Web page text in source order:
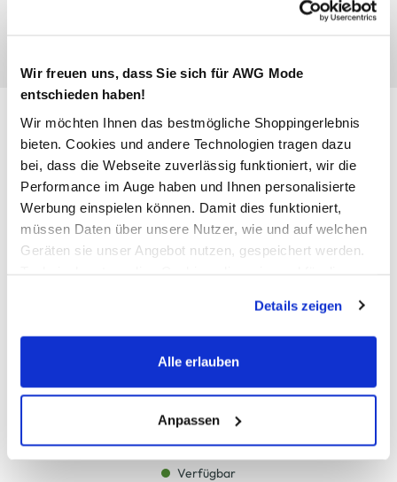
Wir freuen uns, dass Sie sich für AWG Mode
entschieden haben!
Wir möchten Ihnen das bestmögliche Shoppingerlebnis
bieten. Cookies und andere Technologien tragen dazu
bei, dass die Webseite zuverlässig funktioniert, wir die
Performance im Auge haben und Ihnen personalisierte
Werbung einspielen können. Damit dies funktioniert,
müssen Daten über unsere Nutzer, wie und auf welchen
Geräten sie unser Angebot nutzen, gespeichert werden.
werden, werden bei der Nutzung der Webseite auf jeden
Fall gesetzt. Cookies von Drittanbietern für Analyse- oder
Trackingzwecke werden nur dann aktiviert, wenn Sie das
erlauben" bzw. "Alle erlauben" klicken. Mehr dazu
(einschließlich der Möglichkeit, die Einwilligungserklärung
zu ändern oder zu widerrufen) erfahren Sie in unserem
Cookie-Hinweisbzw. derDatenschutzerklärung.
Details zeigen
Alle erlauben
Anpassen
Jack & Jones JACANTHONY
Boxershorts 3er-Pack
29,99 €
Farbe Schwarz
Größe: Anzahl:
Bitte wählen Sie eine Größe aus
Verfügbar